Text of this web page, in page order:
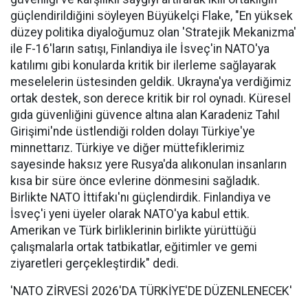
güçlendirildiğini söyleyen Büyükelçi Flake, "En yüksek
düzey politika diyaloğumuz olan 'Stratejik Mekanizma'
ile F-16'ların satışı, Finlandiya ile İsveç'in NATO'ya
katılımı gibi konularda kritik bir ilerleme sağlayarak
meselelerin üstesinden geldik. Ukrayna'ya verdiğimiz
ortak destek, son derece kritik bir rol oynadı. Küresel
gıda güvenliğini güvence altına alan Karadeniz Tahıl
Girişimi'nde üstlendiği rolden dolayı Türkiye'ye
minnettarız. Türkiye ve diğer müttefiklerimiz
sayesinde haksız yere Rusya'da alıkonulan insanların
kısa bir süre önce evlerine dönmesini sağladık.
Birlikte NATO İttifakı'nı güçlendirdik. Finlandiya ve
İsveç'i yeni üyeler olarak NATO'ya kabul ettik.
Amerikan ve Türk birliklerinin birlikte yürüttüğü
çalışmalarla ortak tatbikatlar, eğitimler ve gemi
ziyaretleri gerçekleştirdik" dedi.
'NATO ZİRVESİ 2026'DA TÜRKİYE'DE DÜZENLENECEK'